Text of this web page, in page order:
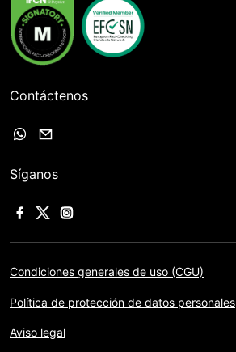
Contáctenos
Síganos
Condiciones generales de uso (CGU)
Política de protección de datos personales
Aviso legal